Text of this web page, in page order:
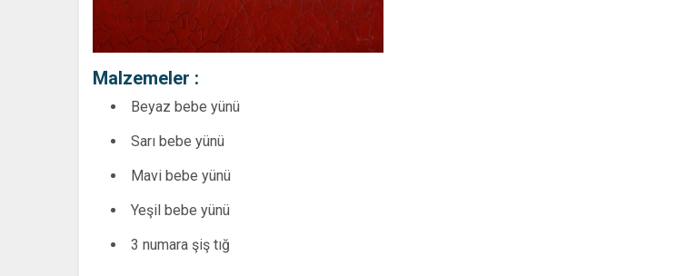
Malzemeler :
Beyaz bebe yünü
Sarı bebe yünü
Mavi bebe yünü
Yeşil bebe yünü
3 numara şiş tığ